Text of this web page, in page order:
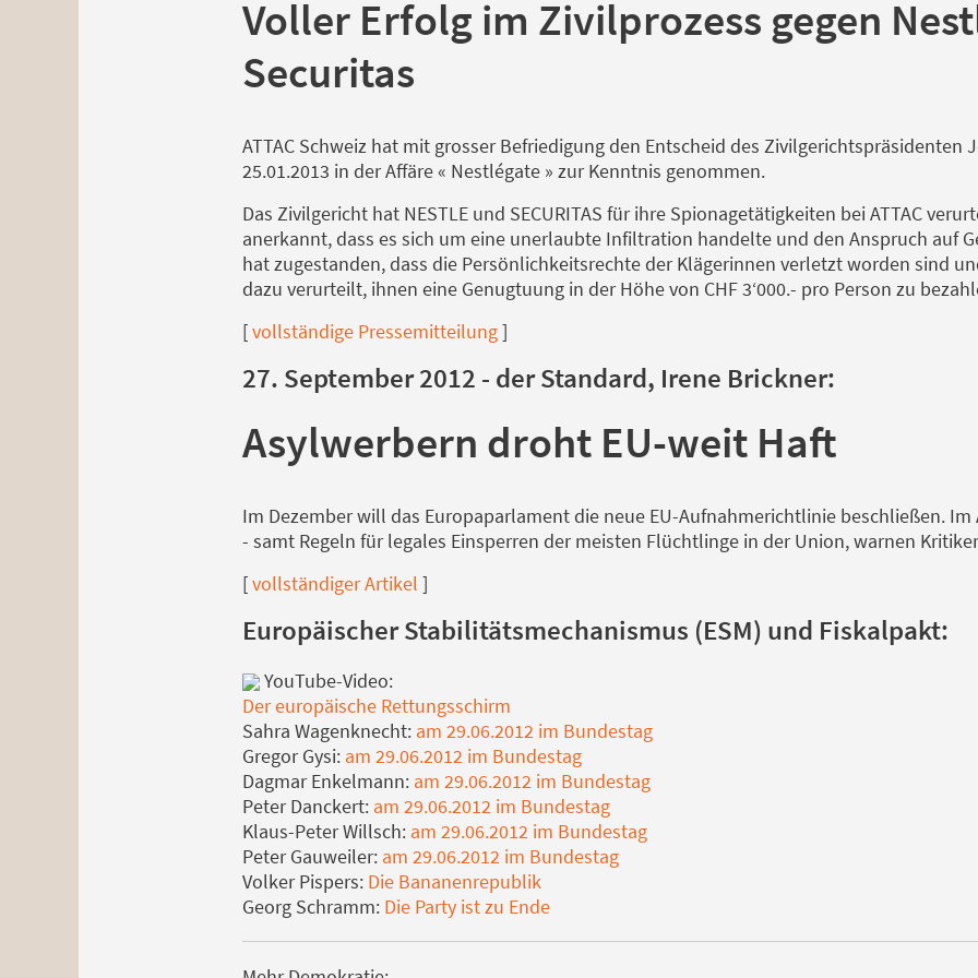
Voller Erfolg im Zivilprozess gegen
Securitas
ATTAC Schweiz hat mit grosser Befriedigung den Entscheid des Zivilgerichtspräsidenten
25.01.2013 in der Affäre « Nestlégate » zur Kenntnis genommen.
Das Zivilgericht hat NESTLE und SECURITAS für ihre Spionagetätigkeiten bei ATTAC
anerkannt, dass es sich um eine unerlaubte Infiltration handelte und den Anspruch auf
hat zugestanden, dass die Persönlichkeitsrechte der Klägerinnen verletzt worden sind
dazu verurteilt, ihnen eine Genugtuung in der Höhe von CHF 3‘000.- pro Person zu
[vollständige Pressemitteilung]
27. September 2012 - der Standard, Irene Brickner:
Asylwerbern droht EU-weit Haft
Im Dezember will das Europaparlament die neue EU-Aufnahmerichtlinie beschließen.
- samt Regeln für legales Einsperren der meisten Flüchtlinge in der Union, warnen
[vollständiger Artikel ]
Europäischer Stabilitätsmechanismus (ESM) und Fiskalpakt:
YouTube-Video:
Der europäische Rettungsschirm
Sahra Wagenknecht: am 29.06.2012 im Bundestag
Gregor Gysi: am 29.06.2012 im Bundestag
Dagmar Enkelmann: am 29.06.2012 im Bundestag
Peter Danckert: am 29.06.2012 im Bundestag
Klaus-Peter Willsch: am 29.06.2012 im Bundestag
Peter Gauweiler: am 29.06.2012 im Bundestag
Volker Pispers: Die Bananenrepublik
Georg Schramm: Die Party ist zu Ende